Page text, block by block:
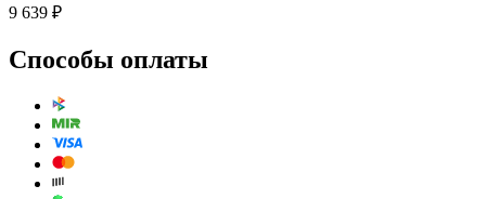
9 639 ₽
Способы оплаты